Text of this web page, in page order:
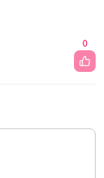
0